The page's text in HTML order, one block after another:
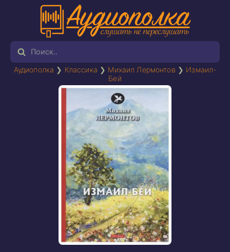
Аудиополка ❯ Классика ❯ Михаил Лермонтов ❯ Измаил-
Бей